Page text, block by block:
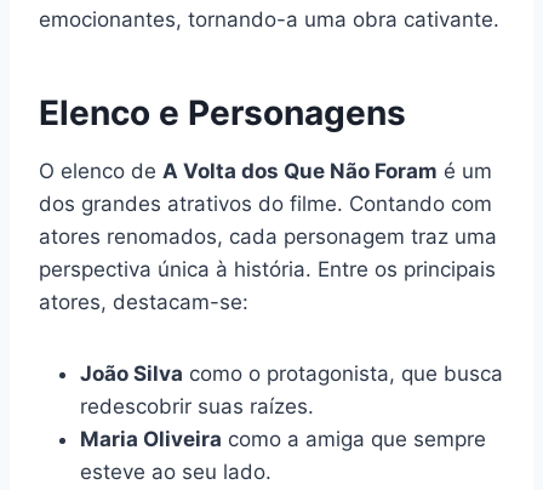
emocionantes, tornando-a uma obra cativante.
Elenco e Personagens
O elenco de A Volta dos Que Não Foram é um
dos grandes atrativos do filme. Contando com
atores renomados, cada personagem traz uma
perspectiva única à história. Entre os principais
atores, destacam-se:
João Silva como o protagonista, que busca
redescobrir suas raízes.
Maria Oliveira como a amiga que sempre
esteve ao seu lado.